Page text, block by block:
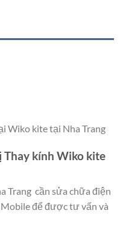
Wiko kite tại Nha Trang
kính Wiko kite
Trang cần sửa chữa điện
để được tư vấn và